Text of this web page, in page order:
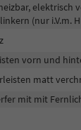
elektrisch
(nur i.V.m.
vorn und
matt
mit mit